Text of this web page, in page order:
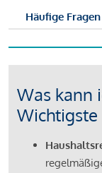
Häufige Fragen
Was kann